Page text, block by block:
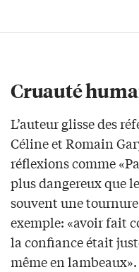
Cruauté
L’auteur glisse des
Céline et Romain
réflexions comme
plus dangereux que
souvent une
exemple: «avoir fait
la confiance était
même en lambeaux».